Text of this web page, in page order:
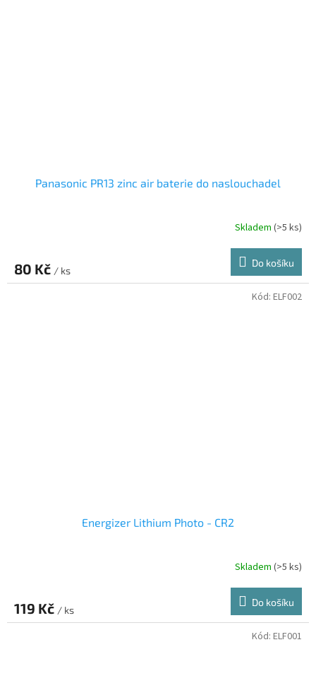
Panasonic PR13 zinc air baterie do naslouchadel
Skladem (>5 ks)
80 Kč / ks
Do košíku
Energizer Lithium Photo - CR2
Skladem (>5 ks)
119 Kč / ks
Do košíku
Kód: ELF002
Kód: ELF001